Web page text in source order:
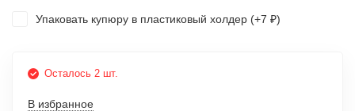
Упаковать купюру в пластиковый холдер (+7 ₽)
Осталось 2 шт.
В избранное